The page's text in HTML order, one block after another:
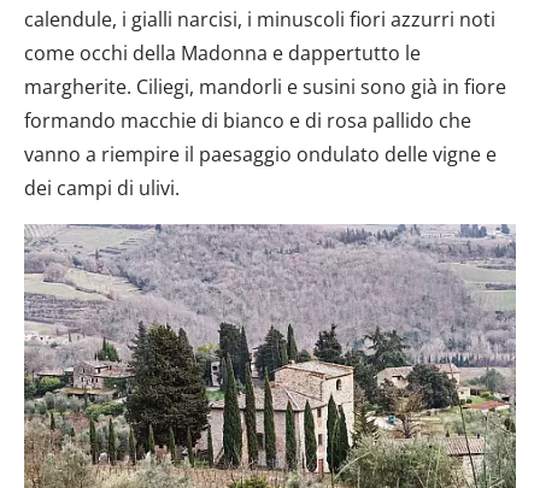
calendule, i gialli narcisi, i minuscoli fiori azzurri noti
come occhi della Madonna e dappertutto le
margherite. Ciliegi, mandorli e susini sono già in fiore
formando macchie di bianco e di rosa pallido che
vanno a riempire il paesaggio ondulato delle vigne e
dei campi di ulivi.